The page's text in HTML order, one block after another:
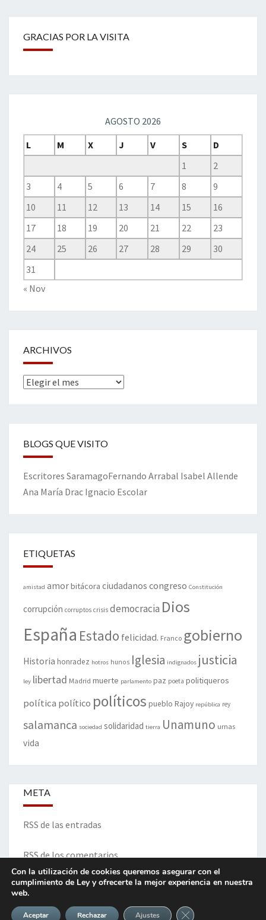
GRACIAS POR LA VISITA
AGOSTO 2026
L
M X J V S
D
1
2
3
4 5 6 7 8
9
10
11 12 13 14 15
16
17
18 19 20 21 22
23
24
25 26 27 28 29
30
31
« Nov
ARCHIVOS
Archivos
BLOGS QUE VISITO
Escritores SaramagoFernando Arrabal Isabel Allende
Ana María Drac Ignacio Escolar
ETIQUETAS
amistad amorbitácora ciudadanos congreso Constitución
corrupción corruptos crisis democracia Dios
España Estado felicidad. Franco gobierno
Historia honradez hotros hunos Iglesia indignados justicia
ley libertad Madrid muerte parlamento paz poeta politiqueros
política político políticos pueblo Rajoy república rey
salamanca sociedad solidaridad tierra Unamuno urnas
vida
META
RSS de las entradas
RSS de los comentarios
Con la utilización de cookies queremos asegurar con el
cumplimiento de Ley y ofrecerte la mejor experiencia en nuestra
web.
Aceptar Rechazar Ajustes Cerrar el banner de